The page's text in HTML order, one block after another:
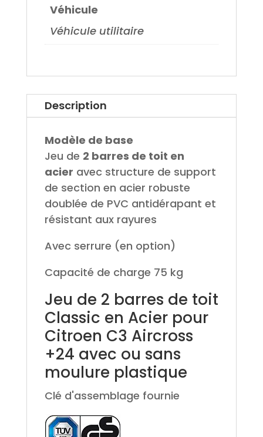
Véhicule
Véhicule utilitaire
Description
Modèle de base
Jeu de 2 barres de toit en
acier avec structure de support
de section en acier robuste
doublée de PVC antidérapant et
résistant aux rayures
Avec serrure (en option)
Capacité de charge 75 kg
Jeu de 2 barres de toit
Classic en Acier pour
Citroen C3 Aircross
+24 avec ou sans
moulure plastique
Clé d'assemblage fournie